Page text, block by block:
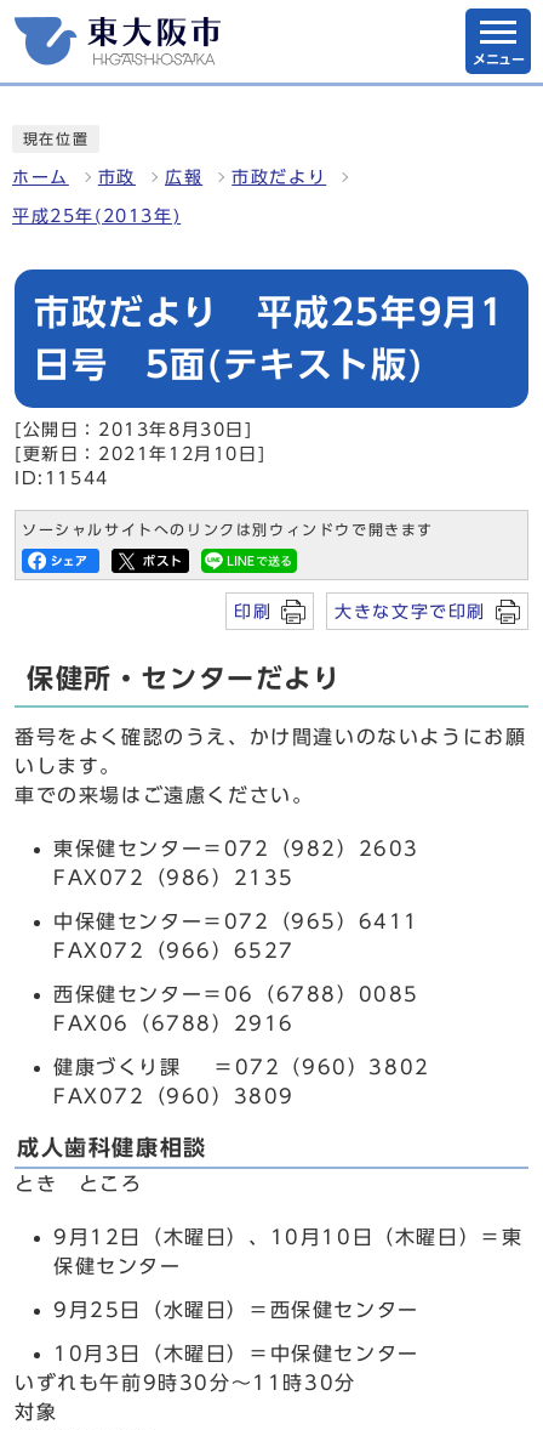
メニュー
現在位置
ホーム 市政 広報 市政だより
平成25年(2013年)
市政だより 平成25年9月1
日号 5面(テキスト版)
[公開日：2013年8月30日]
[更新日：2021年12月10日]
ID:11544
ソーシャルサイトへのリンクは別ウィンドウで開きます
印刷 大きな文字で印刷
保健所・センターだより
番号をよく確認のうえ、かけ間違いのないようにお願
いします。
車での来場はご遠慮ください。
東保健センター＝072（982）2603
FAX072（986）2135
中保健センター＝072（965）6411
FAX072（966）6527
西保健センター＝06（6788）0085
FAX06（6788）2916
健康づくり課 ＝072（960）3802
FAX072（960）3809
成人歯科健康相談
とき ところ
9月12日（木曜日）、10月10日（木曜日）＝東
保健センター
9月25日（水曜日）＝西保健センター
10月3日（木曜日）＝中保健センター
いずれも午前9時30分～11時30分
対象